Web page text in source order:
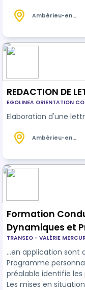
pour retrouver
choisir et d'ajuster
L'approche est
Ambérieu-en-
REDACTION DE
EGOLINEA ORIENTATION
Elaboration d'une
Ambérieu-en-
Formation
Dynamiques et
Présentiel
TRANSEO - VALÉRIE
…en application sont
Programme personnalisé : - Le
préalable identifie les
Les mises en